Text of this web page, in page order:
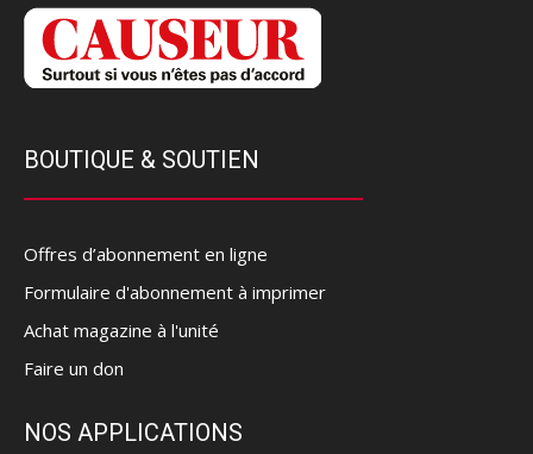
BOUTIQUE & SOUTIEN
Offres d’abonnement en ligne
Formulaire d'abonnement à imprimer
Achat magazine à l'unité
Faire un don
NOS APPLICATIONS